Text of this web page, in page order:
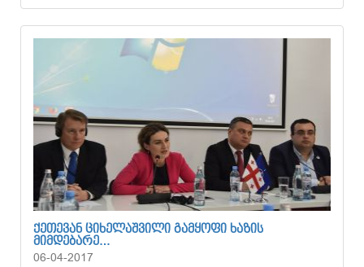
ᲥᲔᲗᲔᲕᲐᲜ ᲪᲘᲮᲔᲚᲐᲨᲕᲘᲚᲘ ᲒᲐᲛᲧᲝᲤᲘ ᲮᲐᲖᲘᲡ
ᲛᲘᲛᲓᲔᲑᲐᲠᲔ…
06-04-2017